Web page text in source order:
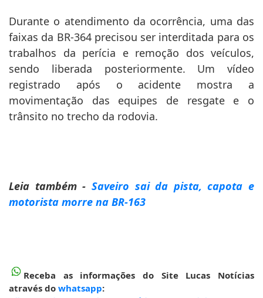
Durante o atendimento da ocorrência, uma das
faixas da BR-364 precisou ser interditada para os
trabalhos da perícia e remoção dos veículos,
sendo liberada posteriormente. Um vídeo
registrado após o acidente mostra a
movimentação das equipes de resgate e o
trânsito no trecho da rodovia.
Leia também - Saveiro sai da pista, capota e
motorista morre na BR-163
Receba as informações do Site Lucas Notícias
através do whatsapp: